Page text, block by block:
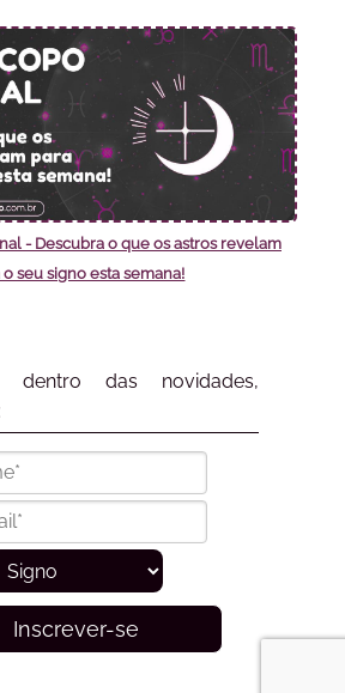
- Descubra o que os astros revelam
o seu signo esta semana!
dentro das novidades,
Inscrever-se